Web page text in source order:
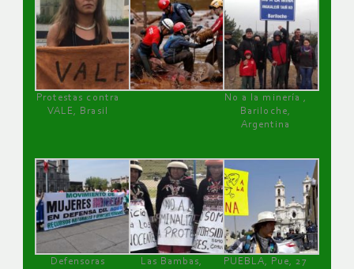
Protestas contra
VALE, Brasil
No a la minería ,
Bariloche,
Argentina
Defensoras
Las Bambas,
PUEBLA, Pue, 27